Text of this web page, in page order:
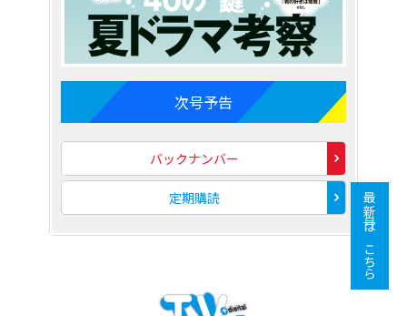
次号予告
バックナンバー
定期購読 最新号はこちら